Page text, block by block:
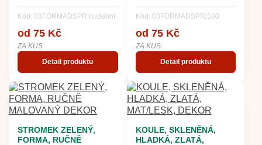
Kód: 03FORMADSPR hudební
od 75 Kč
ZA KUS
Detail produktu
Kód: 03FORMADSPR/100
od 75 Kč
ZA KUS
Detail produktu
STROMEK ZELENÝ,
FORMA, RUČNĚ
KOULE, SKLENĚNÁ,
HLADKÁ, ZLATÁ,